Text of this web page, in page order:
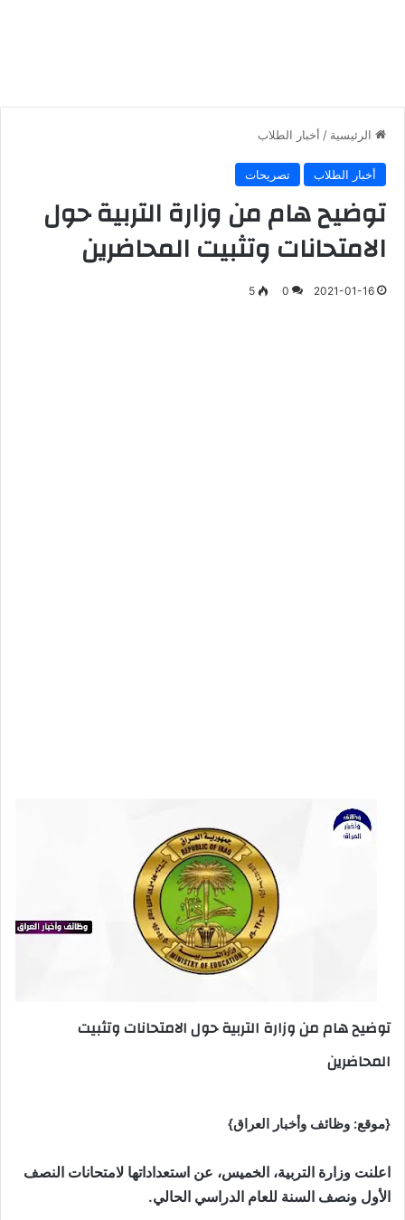
الرئيسية / أخبار الطلاب
أخبار الطلاب تصريحات
توضيح هام من وزارة التربية حول
الامتحانات وتثبيت المحاضرين
2021-01-16
0
5
توضيح هام من وزارة التربية حول الامتحانات وتثبيت
المحاضرين
{موقع: وظائف وأخبار العراق}
اعلنت وزارة التربية، الخميس، عن استعداداتها لامتحانات النصف
الأول ونصف السنة للعام الدراسي الحالي.